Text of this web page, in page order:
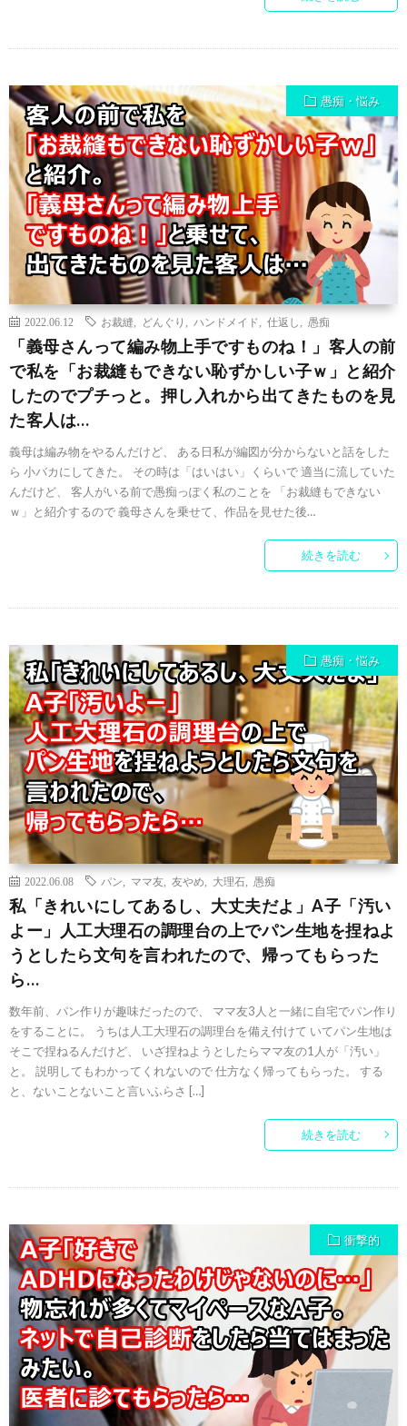
愚痴・悩み
2022.06.12 お裁縫 どんぐり ハンドメイド 仕返し 愚痴
「義母さんって編み物上手ですものね！」客人の前
で私を「お裁縫もできない恥ずかしい子ｗ」と紹介
したのでプチっと。押し入れから出てきたものを見
た客人は…
義母は編み物をやるんだけど、 ある日私が編図が分からないと話をした
ら 小バカにしてきた。 その時は「はいはい」くらいで 適当に流していた
んだけど、 客人がいる前で愚痴っぽく私のことを 「お裁縫もできない
ｗ」と紹介するので 義母さんを乗せて、作品を見せた後…
続きを読む
愚痴・悩み
2022.06.08 パン ママ友 友やめ 大理石 愚痴
私「きれいにしてあるし、大丈夫だよ」A子「汚い
よー」人工大理石の調理台の上でパン生地を捏ねよ
うとしたら文句を言われたので、帰ってもらった
ら…
数年前、パン作りが趣味だったので、 ママ友3人と一緒に自宅でパン作り
をすることに。 うちは人工大理石の調理台を備え付けて いてパン生地は
そこで捏ねるんだけど、 いざ捏ねようとしたらママ友の1人が「汚い」
と。 説明してもわかってくれないので 仕方なく帰ってもらった。 する
と、ないことないこと言いふらさ […]
続きを読む
衝撃的